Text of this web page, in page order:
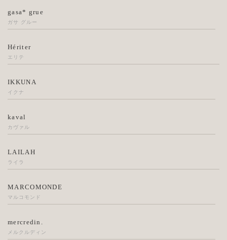
gasa* grue
ガサ グルー
Hériter
エリテ
IKKUNA
イクナ
kaval
カヴァル
LAILAH
ライラ
MARCOMONDE
マルコモンド
mercredin.
メルクルディン